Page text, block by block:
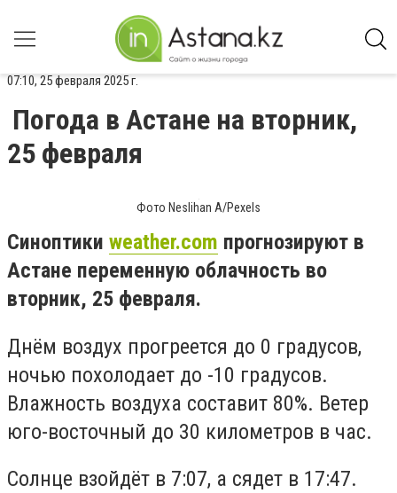
07:10, 25 февраля 2025 г.
Погода в Астане на вторник,
25 февраля
Фото Neslihan A/Pexels
Синоптики weather.com прогнозируют в
Астане переменную облачность во
вторник, 25 февраля.
Днём воздух прогреется до 0 градусов,
ночью похолодает до -10 градусов.
Влажность воздуха составит 80%. Ветер
юго-восточный до 30 километров в час.
Солнце взойдёт в 7:07, а сядет в 17:47.